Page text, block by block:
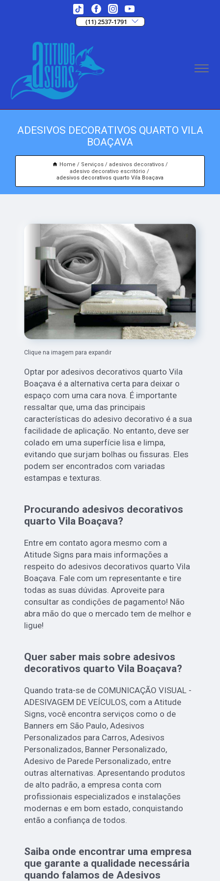
(11) 2537-1791
ADESIVOS DECORATIVOS QUARTO VILA
BOAÇAVA
Home Serviços
adesivos decorativos
adesivo decorativo escritório
adesivos decorativos quarto Vila Boaçava
Clique na imagem para expandir
Optar por adesivos decorativos quarto Vila
Boaçava é a alternativa certa para deixar o
espaço com uma cara nova. É importante
ressaltar que, uma das principais
características do adesivo decorativo é a sua
facilidade de aplicação. No entanto, deve ser
colado em uma superfície lisa e limpa,
evitando que surjam bolhas ou fissuras. Eles
podem ser encontrados com variadas
estampas e texturas.
Procurando adesivos decorativos
quarto Vila Boaçava?
Entre em contato agora mesmo com a
Atitude Signs para mais informações a
respeito do adesivos decorativos quarto Vila
Boaçava. Fale com um representante e tire
todas as suas dúvidas. Aproveite para
consultar as condições de pagamento! Não
abra mão do que o mercado tem de melhor e
ligue!
Quer saber mais sobre adesivos
decorativos quarto Vila Boaçava?
Quando trata-se de COMUNICAÇÃO VISUAL -
ADESIVAGEM DE VEÍCULOS, com a Atitude
Signs, você encontra serviços como o de
Banners em São Paulo, Adesivos
Personalizados para Carros, Adesivos
Personalizados, Banner Personalizado,
Adesivo de Parede Personalizado, entre
outras alternativas. Apresentando produtos
de alto padrão, a empresa conta com
profissionais especializados e instalações
modernas e em bom estado, conquistando
então a confiança de todos.
Saiba onde encontrar uma empresa
que garante a qualidade necessária
quando falamos de Adesivos